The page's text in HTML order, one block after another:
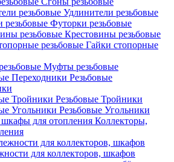
Удлинители резьбовые
Футорки резьбовые
Крестовины резьбовые
Гайки стопорные
Муфты резьбовые
Резьбовые
Резьбовые Тройники
Резьбовые Угольники
Коллекторы,
для коллекторов, шкафов